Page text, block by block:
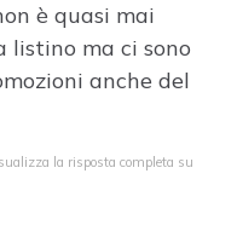
è quasi mai
listino ma ci sono
anche del
la risposta completa su